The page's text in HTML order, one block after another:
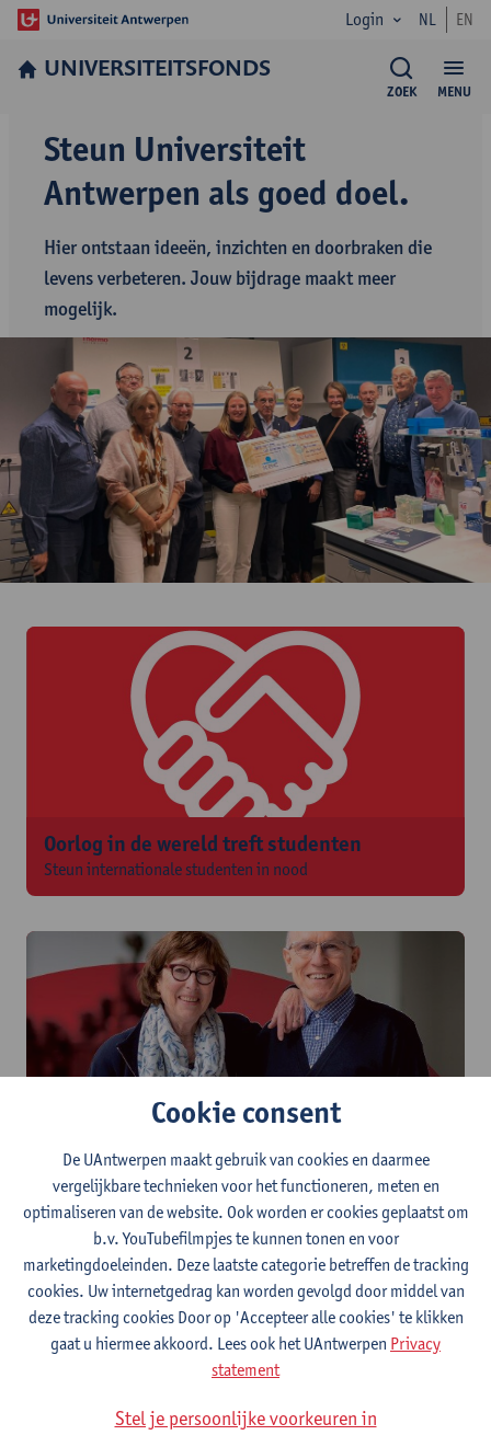
Login NL EN
UNIVERSITEITSFONDS
MENU
ZOEK
Steun Universiteit
Antwerpen als goed doel.
Hier ontstaan ideeën, inzichten en doorbraken die
levens verbeteren. Jouw bijdrage maakt meer
mogelijk.
Oorlog in de wereld treft studenten
Steun internationale studenten in nood
Een goed doel opnemen in jouw testament?
Lees er alles over in onze nieuwe erflaterbrochure
Cookie consent
De UAntwerpen maakt gebruik van cookies en daarmee
vergelijkbare technieken voor het functioneren, meten en
optimaliseren van de website. Ook worden er cookies geplaatst om
b.v. YouTubefilmpjes te kunnen tonen en voor
marketingdoeleinden. Deze laatste categorie betreffen de tracking
cookies. Uw internetgedrag kan worden gevolgd door middel van
deze tracking cookies Door op 'Accepteer alle cookies' te klikken
gaat u hiermee akkoord. Lees ook het UAntwerpen Privacy
statement
Stel je persoonlijke voorkeuren in